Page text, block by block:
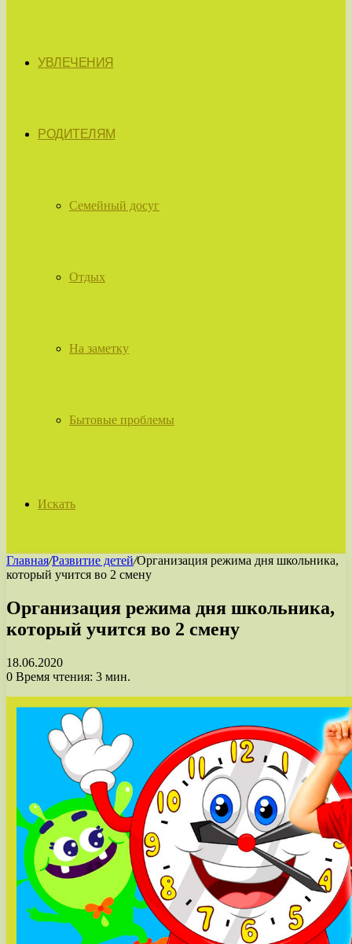
УВЛЕЧЕНИЯ
РОДИТЕЛЯМ
Семейный досуг
Отдых
На заметку
Бытовые проблемы
Искать
Главная/Развитие детей/Организация режима дня школьника,
который учится во 2 смену
Организация режима дня школьника,
который учится во 2 смену
18.06.2020
0 Время чтения: 3 мин.